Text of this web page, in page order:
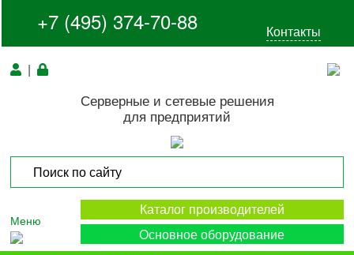
+7 (495) 374-70-88 Контакты
|
Серверные и сетевые решения
для предприятий
Меню
Каталог производителей
Основное оборудование